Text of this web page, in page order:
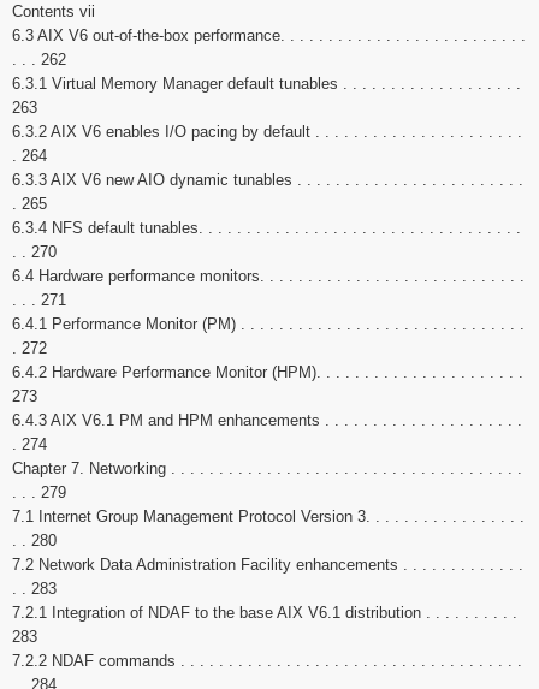
Contents vii
6.3 AIX V6 out-of-the-box performance. . . . . . . . . . . . . . . . . . . . . . . . . .
. . . 262
6.3.1 Virtual Memory Manager default tunables . . . . . . . . . . . . . . . . . . .
263
6.3.2 AIX V6 enables I/O pacing by default . . . . . . . . . . . . . . . . . . . . . .
. 264
6.3.3 AIX V6 new AIO dynamic tunables . . . . . . . . . . . . . . . . . . . . . . . .
. 265
6.3.4 NFS default tunables. . . . . . . . . . . . . . . . . . . . . . . . . . . . . . . . . .
. . 270
6.4 Hardware performance monitors. . . . . . . . . . . . . . . . . . . . . . . . . . . .
. . . 271
6.4.1 Performance Monitor (PM) . . . . . . . . . . . . . . . . . . . . . . . . . . . . . .
. 272
6.4.2 Hardware Performance Monitor (HPM). . . . . . . . . . . . . . . . . . . . . .
273
6.4.3 AIX V6.1 PM and HPM enhancements . . . . . . . . . . . . . . . . . . . . .
. 274
Chapter 7. Networking . . . . . . . . . . . . . . . . . . . . . . . . . . . . . . . . . . . . .
. . . 279
7.1 Internet Group Management Protocol Version 3. . . . . . . . . . . . . . . . .
. . 280
7.2 Network Data Administration Facility enhancements . . . . . . . . . . . . .
. . 283
7.2.1 Integration of NDAF to the base AIX V6.1 distribution . . . . . . . . . .
283
7.2.2 NDAF commands . . . . . . . . . . . . . . . . . . . . . . . . . . . . . . . . . . . .
. . 284